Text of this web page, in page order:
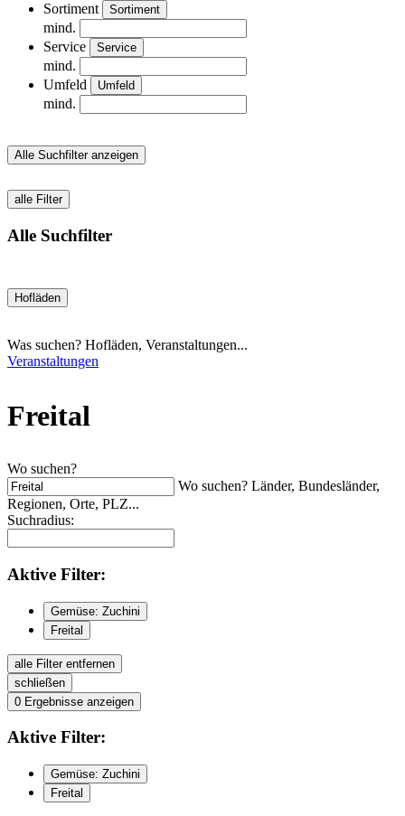
Sortiment
Sortiment
mind.
Service
Service
mind.
Umfeld
Umfeld
mind.
Alle Suchfilter anzeigen
alle Filter
Alle Suchfilter
Hofläden
Was suchen? Hofläden, Veranstaltungen...
Veranstaltungen
Freital
Wo suchen?
Wo suchen? Länder, Bundesländer,
Regionen, Orte, PLZ...
Suchradius:
Aktive Filter:
Gemüse: Zuchini
Freital
alle Filter entfernen
schließen
0 Ergebnisse anzeigen
Aktive Filter:
Gemüse: Zuchini
Freital